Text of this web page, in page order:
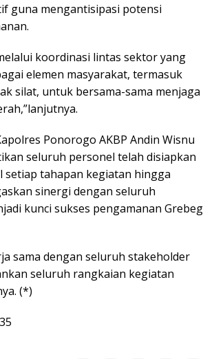
guna mengantisipasi potensi
koordinasi lintas sektor yang
elemen masyarakat, termasuk
silat, untuk bersama-sama menjaga
Ponorogo AKBP Andin Wisnu
seluruh personel telah disiapkan
setiap tahapan kegiatan hingga
sinergi dengan seluruh
kunci sukses pengamanan Grebeg
sama dengan seluruh stakeholder
seluruh rangkaian kegiatan
(*)